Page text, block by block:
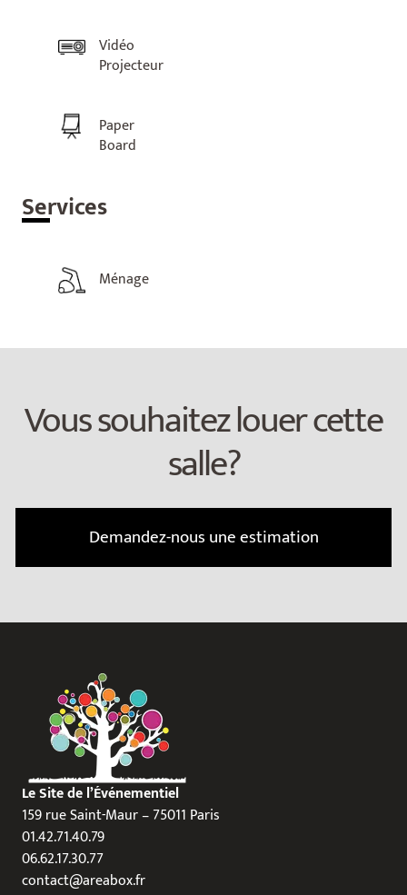
Vidéo
Projecteur
Paper
Board
Services
Ménage
Vous souhaitez louer cette
salle?
Demandez-nous une estimation
Le Site de l’Événementiel
159 rue Saint-Maur – 75011 Paris
01.42.71.40.79
06.62.17.30.77
contact@areabox.fr